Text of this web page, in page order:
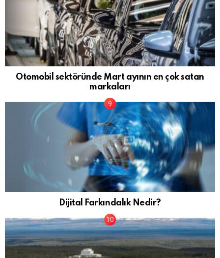
Otomobil sektöründe Mart ayının en çok satan
markaları
Dijital Farkındalık Nedir?